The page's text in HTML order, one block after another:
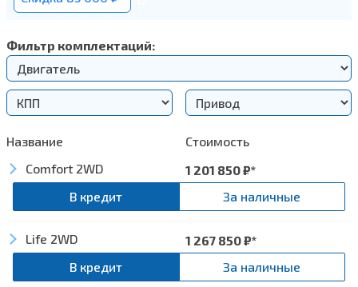
Фильтр комплектаций:
Название
Стоимость
Comfort 2WD
1 201 850₽*
В кредит
За наличные
Подушка безопасности водителя
Life 2WD 1 267 850₽*
В кредит
За наличные